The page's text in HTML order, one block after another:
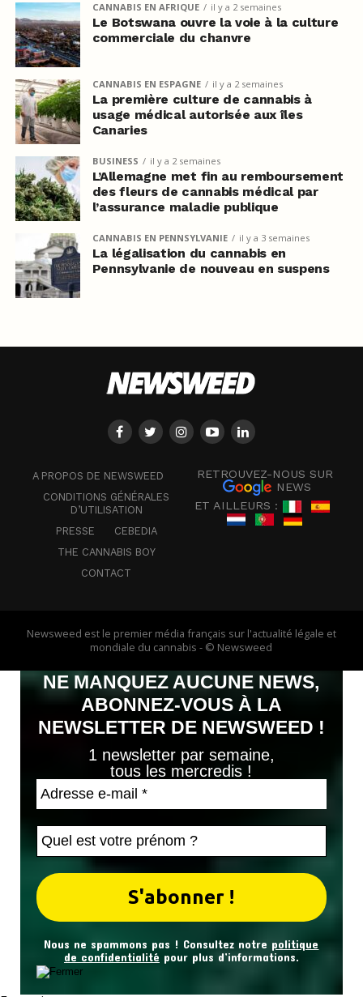
CANNABIS EN AFRIQUE il y a 2 semaines
Le Botswana ouvre la voie à la culture
commerciale du chanvre
CANNABIS EN ESPAGNE il y a 2 semaines
La première culture de cannabis à
usage médical autorisée aux îles
Canaries
BUSINESS il y a 2 semaines
L’Allemagne met fin au remboursement
des fleurs de cannabis médical par
l’assurance maladie publique
CANNABIS EN PENNSYLVANIE il y a 3 semaines
La légalisation du cannabis en
Pennsylvanie de nouveau en suspens
A PROPOS DE NEWSWEED
CONDITIONS GÉNÉRALES
D’UTILISATION
PRESSE
CEBEDIA
THE CANNABIS BOY
CONTACT
RETROUVEZ-NOUS SUR
NEWS
ET AILLEURS :
Newsweed est le premier média français sur l'actualité légale et
mondiale du cannabis - © Newsweed
NE MANQUEZ AUCUNE NEWS,
ABONNEZ-VOUS À LA
NEWSLETTER DE NEWSWEED !
1 newsletter par semaine,
tous les mercredis !
Nous ne spammons pas ! Consultez notre politique
de confidentialité pour plus d’informations.